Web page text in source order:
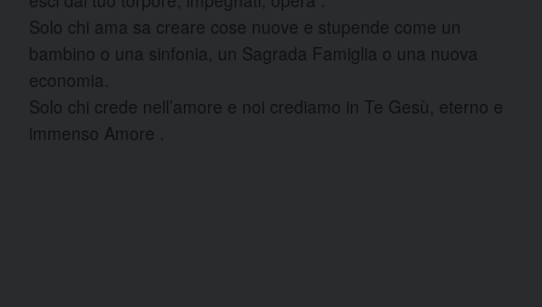
Solo chi ama sa creare cose nuove e stupende come un
bambino o una sinfonia, un Sagrada Famiglia o una nuova
economia.
Solo chi crede nell’amore e noi crediamo in Te Gesù, eterno e
immenso Amore .